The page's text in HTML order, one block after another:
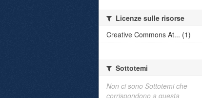
Licenze sulle risorse
Creative Commons At... (1)
Sottotemi
Non ci sono Sottotemi che
corrispondono a questa